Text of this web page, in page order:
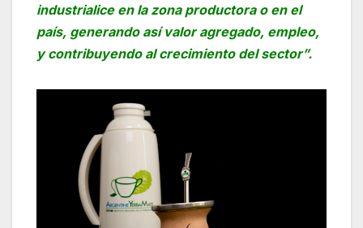
industrialice en la zona productora o en el
país, generando así valor agregado, empleo,
y contribuyendo al crecimiento del sector”.